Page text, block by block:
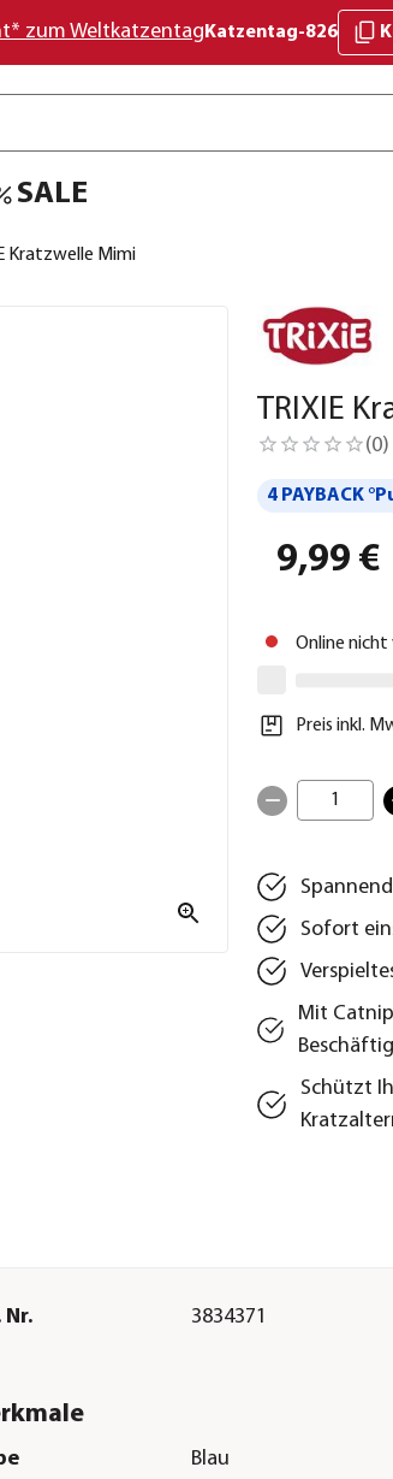
zum Weltkatzentag Katzentag-826
SALE
Kratzwelle Mimi
TRIXIE
(0)
4 PAYBACK
9,99 €
Online
Preis inkl.
1
Sofort
Mit
Schützt
3834371
Blau